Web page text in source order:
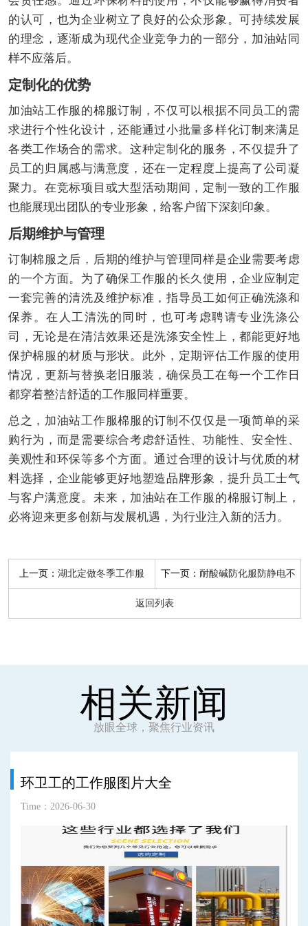
的认可，也为企业树立了良好的公众形象。可持续发展
的理念，逐渐成为现代企业竞争力的一部分，加油站同
样不应落后。
定制化的优势
加油站工作服的棉服订制，不仅可以根据不同员工的需
求进行个性化设计，还能通过小批量多样化订制来满足
各类工作场合的需求。这种定制化的服务，不仅提升了
员工的归属感与满意度，还在一定程度上提高了公司凝
聚力。在竞标项目或大型活动期间，定制一致的工作服
也能展现出团队的专业形象，给客户留下深刻印象。
后期维护与管理
订制棉服之后，后期的维护与管理同样是企业需要考虑
的一个方面。为了确保工作服的长久使用，企业应制定
一套完善的清洗及维护标准，指导员工如何正确洗涤和
保养。在人工清洗的同时，也可考虑聘请专业洗涤公
司，无论是在清洁效果还是洗涤安全性上，都能更好地
保护棉服的材质与形状。此外，定期评估工作服的使用
情况，更新与替换老旧服装，确保员工在每一个工作日
都穿着整洁舒适的工作服同样重要。
总之，加油站工作服棉服的订制不仅仅是一项简单的采
购行为，而是需要综合考虑舒适性、功能性、安全性、
美观性和环保等多个方面。通过合理的设计与优质的材
料选择，企业能够更好地塑造品牌形象，提升员工士气
与客户满意度。未来，加油站在工作服的棉服订制上，
必将迎来更多创新与发展机遇，为行业注入新的活力。
上一页：湖北定做冬季工作服 下一页： 耐酸碱防化服防静电不
返回列表
相关新闻
放眼全球，聚焦行业资讯
环卫工的工作服图片大全
Time：2026-06-30